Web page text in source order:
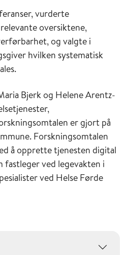
vurderte
oversiktene,
og valgte i
hvilken systematisk
Bjerk og Helene Arentz-
er gjort på
Forskningsomtalen
å opprette tjenesten digital
fastleger ved legevakten i
ved Helse Førde